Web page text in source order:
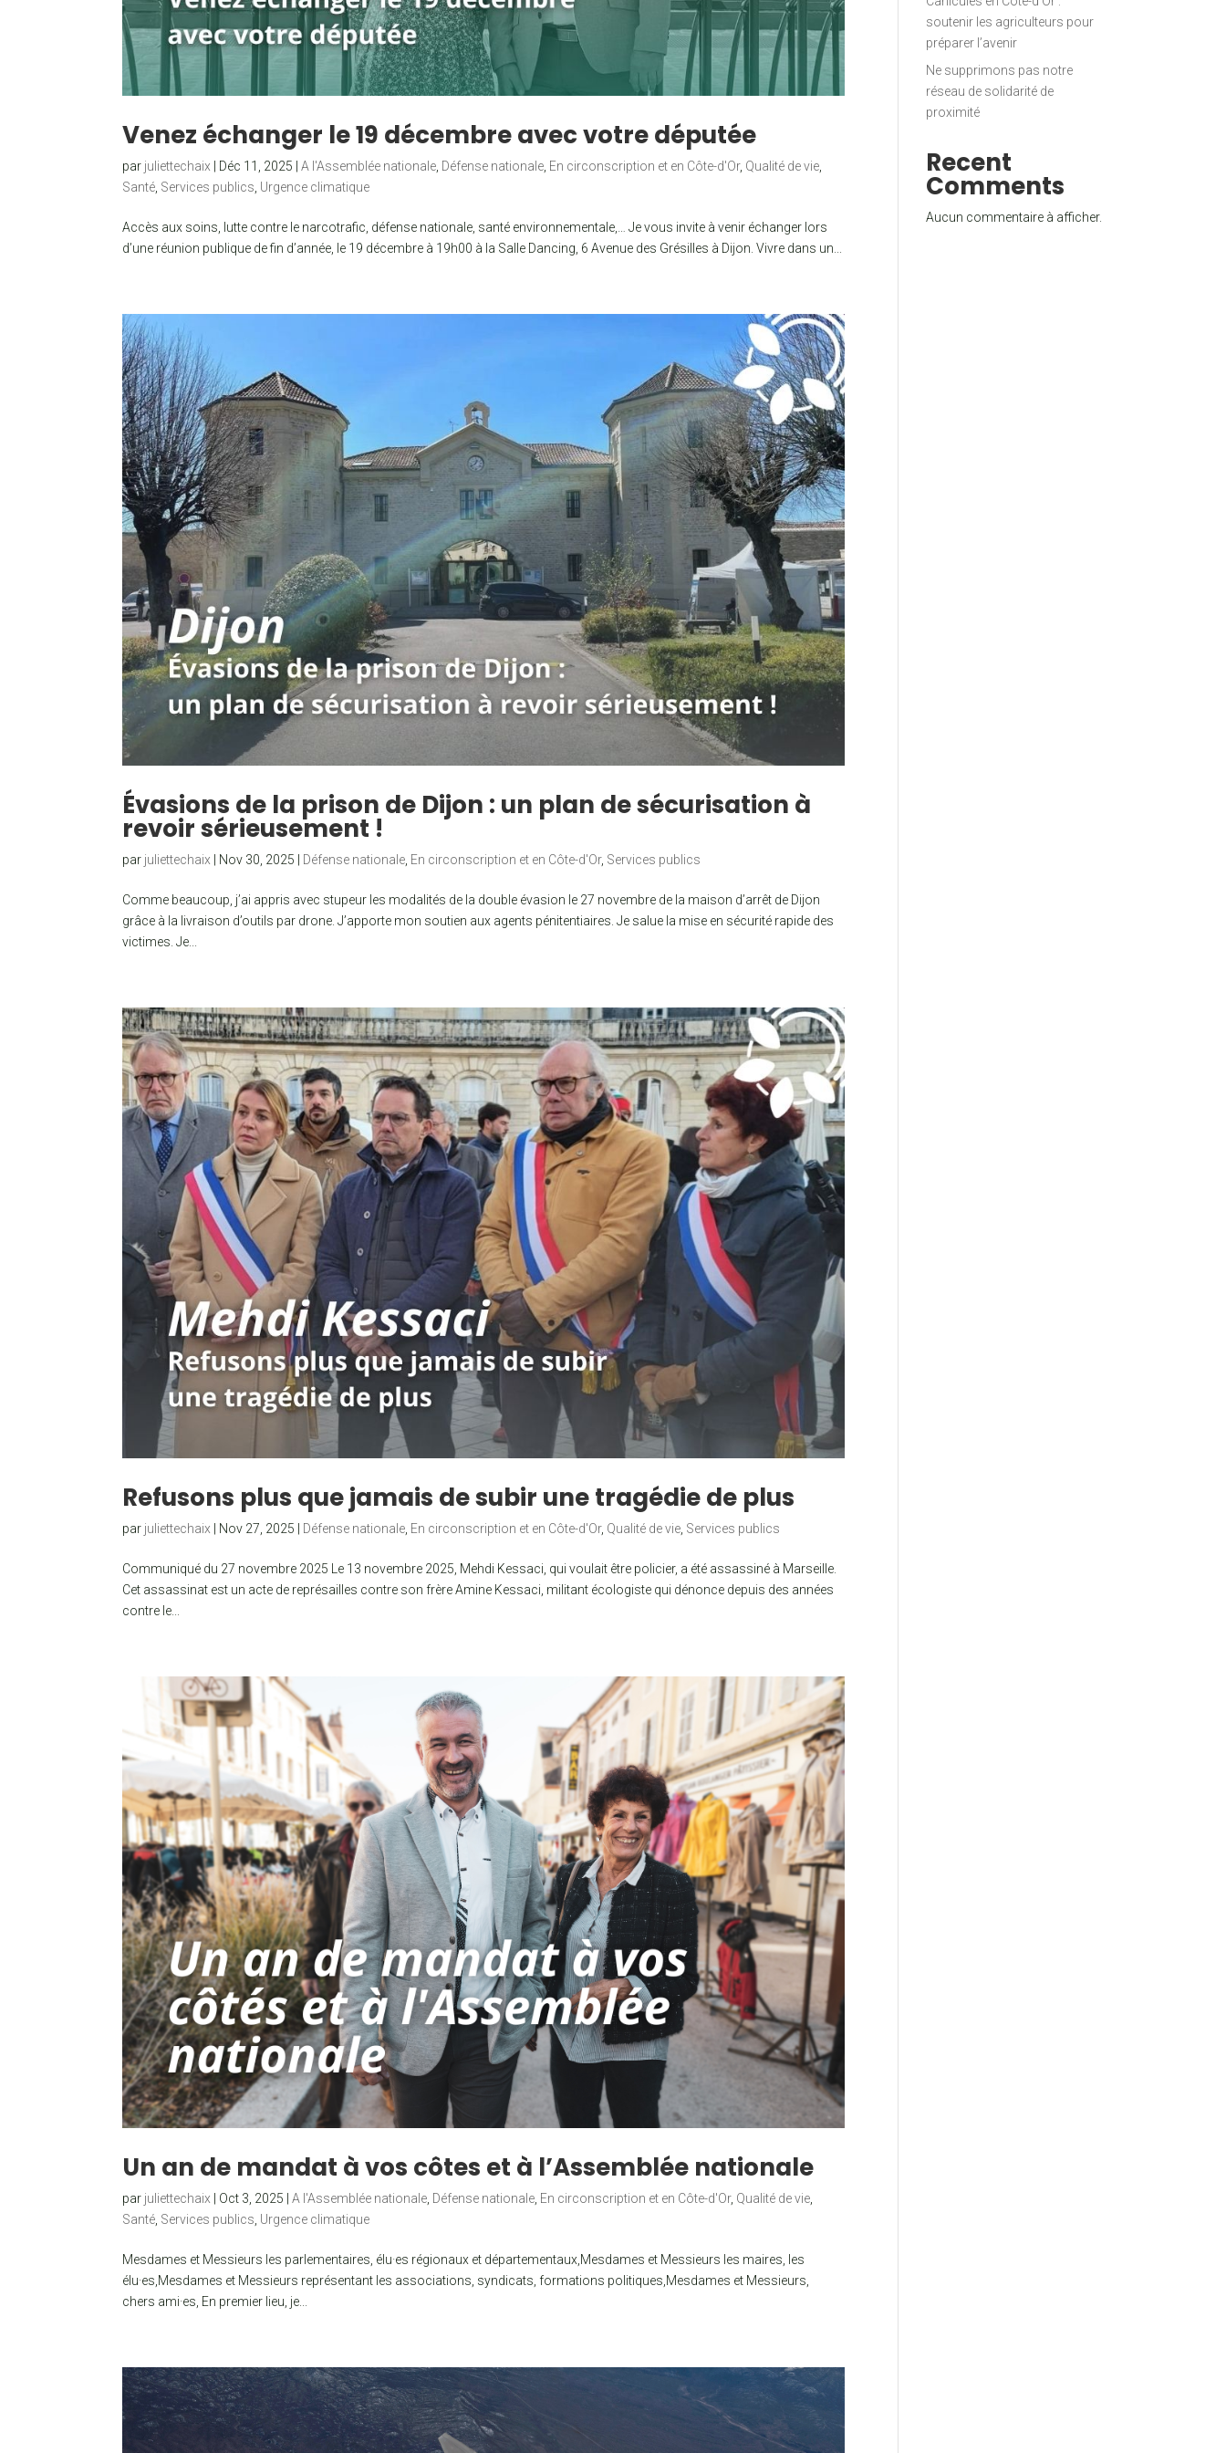
Venez échanger le 19 décembre avec votre députée
par juliettechaix Déc 11, 2025 |A l'Assemblée nationale Défense nationale En circonscription et en Côte-d'Or, Qualité de vie
Santé Services publics Urgence climatique
Accès aux soins, lutte contre le narcotrafic, défense nationale, santé environnementale,… Je vous invite à venir échanger lors
d’une réunion publique de fin d’année, le 19 décembre à 19h00 à la Salle Dancing, 6 Avenue des Grésilles à Dijon. Vivre dans un...
Évasions de la prison de Dijon : un plan de sécurisation à
revoir sérieusement !
par juliettechaix | Nov 30, 2025 | Défense nationale En circonscription et en Côte-d'Or, Services publics
Comme beaucoup, j’ai appris avec stupeur les modalités de la double évasion le 27 novembre de la maison d’arrêt de Dijon
grâce à la livraison d’outils par drone. J’apporte mon soutien aux agents pénitentiaires. Je salue la mise en sécurité rapide des
victimes. Je...
Refusons plus que jamais de subir une tragédie de plus
par juliettechaix Nov 27, 2025 Défense nationale, En circonscription et en Côte-d'Or, Qualité de vie, Services publics
Communiqué du 27 novembre 2025 Le 13 novembre 2025, Mehdi Kessaci, qui voulait être policier, a été assassiné à Marseille.
Cet assassinat est un acte de représailles contre son frère Amine Kessaci, militant écologiste qui dénonce depuis des années
contre le...
Un an de mandat à vos côtes et à l’Assemblée nationale
par juliettechaix Oct 3, 2025 |A l'Assemblée nationale Défense nationale En circonscription et en Côte-d'Or, Qualité de vie
Santé Services publics Urgence climatique
Mesdames et Messieurs les parlementaires, élu·es régionaux et départementaux,Mesdames et Messieurs les maires, les
élu·es,Mesdames et Messieurs représentant les associations, syndicats, formations politiques,Mesdames et Messieurs,
chers ami·es, En premier lieu, je...
soutenir les agriculteurs pour
préparer l’avenir
Ne supprimons pas notre
réseau de solidarité de
proximité
Recent
Comments
Aucun commentaire à afficher.